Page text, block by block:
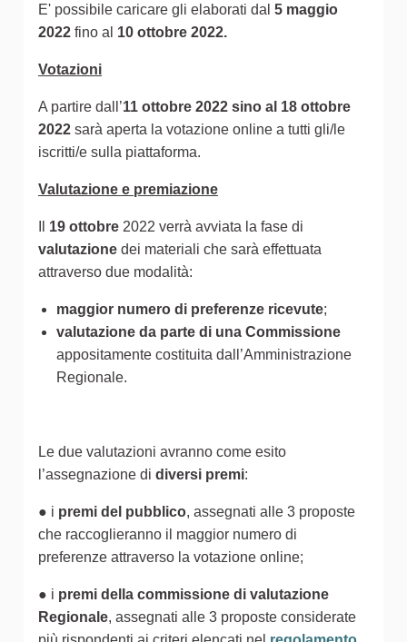
E' possibile caricare gli elaborati dal 5 maggio
2022 fino al 10 ottobre 2022.
Votazioni
A partire dall’11 ottobre 2022 sino al 18 ottobre
2022 sarà aperta la votazione online a tutti gli/le
iscritti/e sulla piattaforma.
Valutazione e premiazione
19 ottobre 2022 verrà avviata la fase di
valutazione dei materiali che sarà effettuata
attraverso due modalità:
maggior numero di preferenze ricevute;
valutazione da parte di una Commissione
appositamente costituita dall’Amministrazione
Regionale.
Le due valutazioni avranno come esito
l’assegnazione di diversi premi:
● i premi del pubblico, assegnati alle 3 proposte
che raccoglieranno il maggior numero di
preferenze attraverso la votazione online;
● i premi della commissione di valutazione
Regionale, assegnati alle 3 proposte considerate